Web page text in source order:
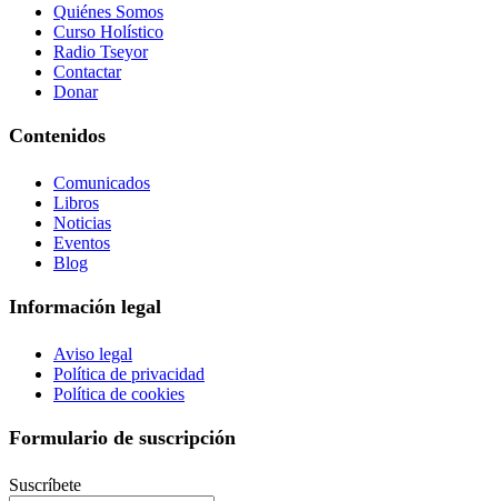
Quiénes Somos
Curso Holístico
Radio Tseyor
Contactar
Donar
Contenidos
Comunicados
Libros
Noticias
Eventos
Blog
Información legal
Aviso legal
Política de privacidad
Política de cookies
Formulario de suscripción
Suscríbete